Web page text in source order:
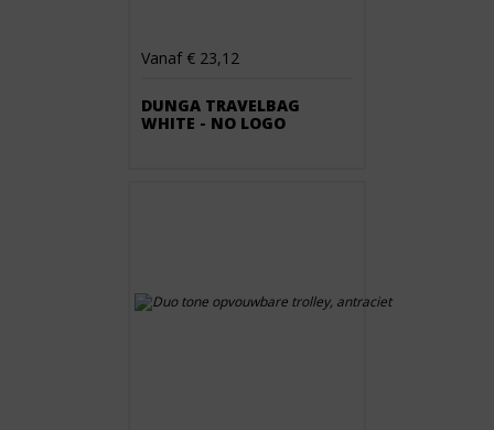
Vanaf € 23,12
DUNGA TRAVELBAG
WHITE - NO LOGO